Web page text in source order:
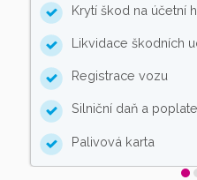
Krytí škod na účetní
Likvidace škodních
Registrace vozu
Silniční daň a
Palivová karta